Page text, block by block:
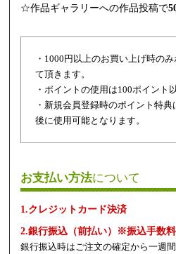
☆作品ギャラリーへの作品投稿で
・1000円以上のお買い上げ時の
て頂きます。
・ポイントの使用は100ポイント
・新規会員登録時のポイント特
後に使用可能となります。
お支払い方法について
1.クレジットカード決済
2.銀行振込（前払い）※振込手数
銀行振込時はご注文の確定から一週